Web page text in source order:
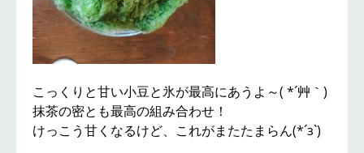
こっくりと甘い小豆と氷が最高にあうよ～( *´艸｀)
抹茶の密とも最高の組み合わせ！
けっこう甘くなるけど、これがまたたまらん(*´з`)